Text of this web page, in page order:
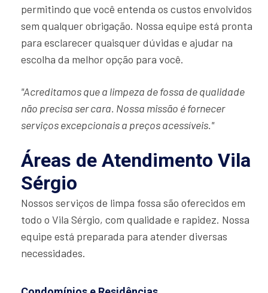
permitindo que você entenda os custos envolvidos
sem qualquer obrigação. Nossa equipe está pronta
para esclarecer quaisquer dúvidas e ajudar na
escolha da melhor opção para você.
"Acreditamos que a limpeza de fossa de qualidade
não precisa ser cara. Nossa missão é fornecer
serviços excepcionais a preços acessíveis."
Áreas de Atendimento Vila
Sérgio
Nossos serviços de limpa fossa são oferecidos em
todo o Vila Sérgio, com qualidade e rapidez. Nossa
equipe está preparada para atender diversas
necessidades.